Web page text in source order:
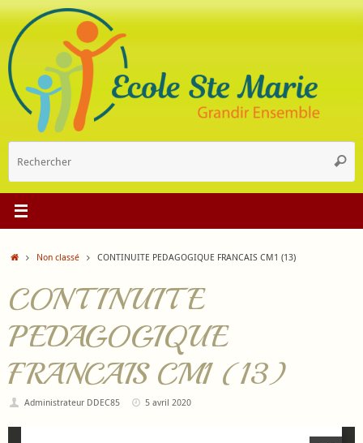
Passer
contenu
:
AccueilNon classé CONTINUITE PEDAGOGIQUE FRANCAIS CM1 (13)
CONTINUITE
PEDAGOGIQUE
FRANCAIS CM1 (13)
Administrateur DDEC85 5 avril 2020